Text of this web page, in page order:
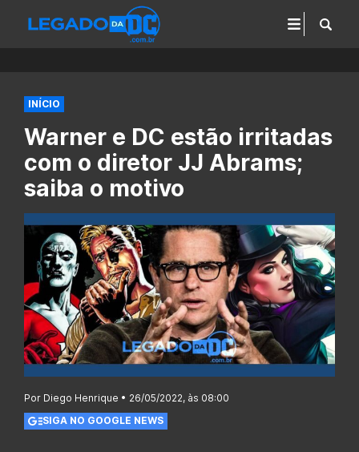
INÍCIO
Warner e DC estão irritadas
com o diretor JJ Abrams;
saiba o motivo
Por Diego Henrique • 26/05/2022, às 08:00
SIGA NO GOOGLE NEWS